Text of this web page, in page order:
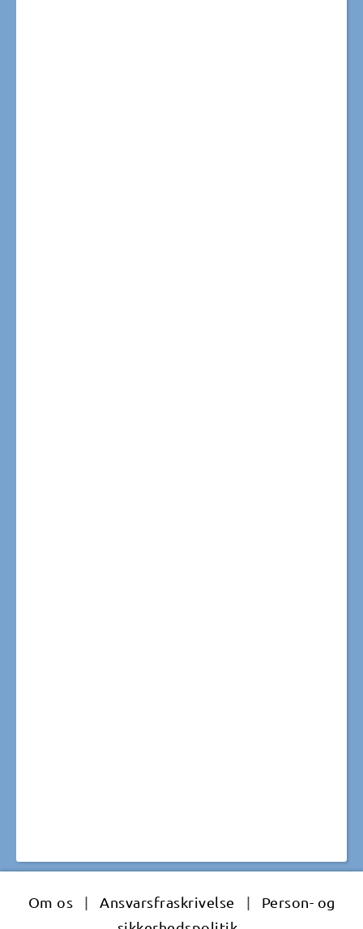
Om os | Ansvarsfraskrivelse |
Person- og